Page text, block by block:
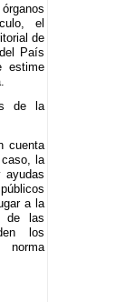
el
de
País
estime
de la
cuenta
la
ayudas
a la
de las
los